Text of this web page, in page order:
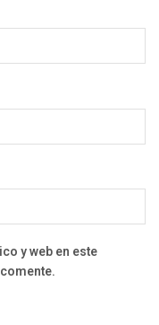
y web en este